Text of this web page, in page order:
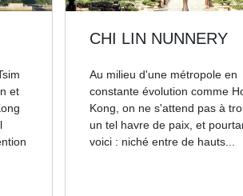
et
CHI LIN NUNNERY
Au milieu d'une métropole en
constante évolution comme
Kong, on ne s'attend pas à
un tel havre de paix, et
voici : niché entre de hauts...